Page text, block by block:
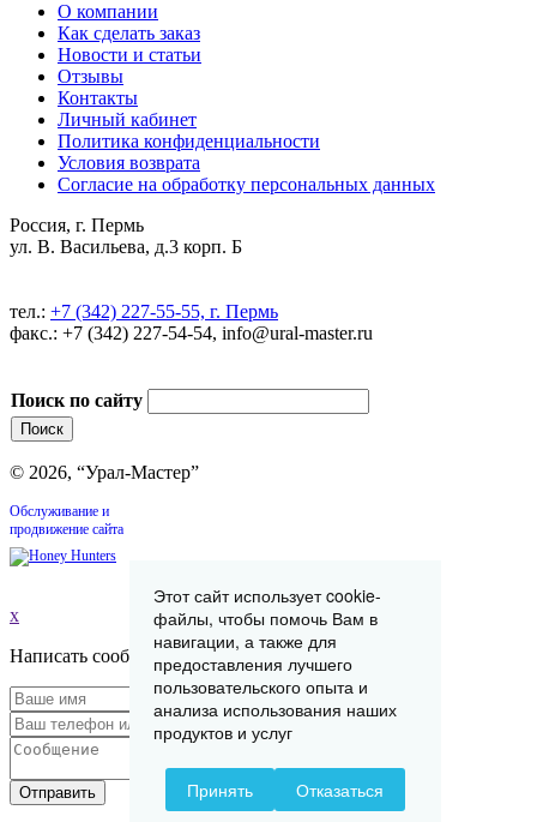
О компании
Как сделать заказ
Новости и статьи
Отзывы
Контакты
Личный кабинет
Политика конфиденциальности
Условия возврата
Согласие на обработку персональных данных
Россия, г. Пермь
ул. В. Васильева, д.3 корп. Б
тел.: +7 (342) 227-55-55, г. Пермь
факс.: +7 (342) 227-54-54, info@ural-master.ru
Поиск по сайту
© 2026, “Урал-Мастер”
Обслуживание и
продвижение сайта
x
Написать сообщение
Отправить
Этот сайт использует cookie-
файлы, чтобы помочь Вам в
навигации, а также для
предоставления лучшего
пользовательского опыта и
анализа использования наших
продуктов и услуг
Принять Отказаться